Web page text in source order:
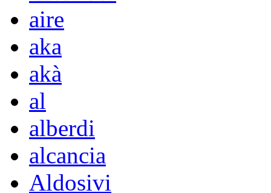
aire
aka
akà
al
alberdi
alcancia
Aldosivi